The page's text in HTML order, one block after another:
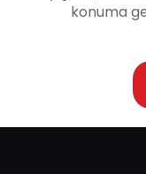
konuma